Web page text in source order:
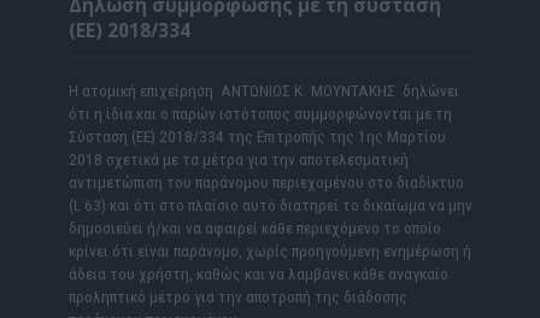
(ΕΕ) 2018/334
Η ατομική επιχείρηση ΑΝΤΩΝΙΟΣ Κ. ΜΟΥΝΤΑΚΗΣ δηλώνει
ότι η ίδια και ο παρών ιστότοπος συμμορφώνονται με τη
Σύσταση (ΕΕ) 2018/334 της Επιτροπής της 1ης Μαρτίου
2018 σχετικά με τα μέτρα για την αποτελεσματική
αντιμετώπιση του παράνομου περιεχομένου στο διαδίκτυο
(L 63) και ότι στο πλαίσιο αυτό διατηρεί το δικαίωμα να μην
δημοσιεύει ή/και να αφαιρεί κάθε περιεχόμενο το οποίο
κρίνει ότι είναι παράνομο, χωρίς προηγούμενη ενημέρωση ή
άδεια του χρήστη, καθώς και να λαμβάνει κάθε αναγκαίο
προληπτικό μέτρο για την αποτροπή της διάδοσης